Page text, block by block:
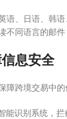
语、日语、韩
不同语言的邮件
息安全
障跨境交易中的
能识别系统，